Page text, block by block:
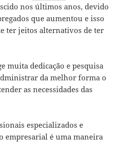
nos últimos anos, devido
que aumentou e isso
ter jeitos alternativos de ter
muita dedicação e pesquisa
da melhor forma o
as necessidades das
especializados e
empresarial é uma maneira